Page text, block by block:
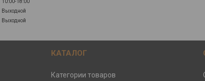
10:00-18:00
Выходной
Выходной
КАТАЛОГ
Категории товаров